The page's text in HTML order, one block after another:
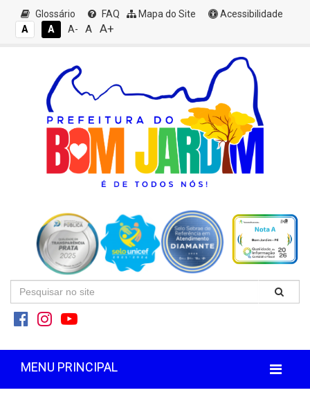
Glossário FAQ Mapa do Site
Acessibilidade
A
A A- A A+
MENU PRINCIPAL